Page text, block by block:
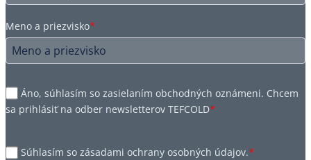
Meno a priezvisko*
Áno, súhlasím so zasielaním obchodných oznámeni. Chcem
sa prihlásiť na odber newsletterov TEFCOLD*
Súhlasím so zásadami ochrany osobných údajov.*